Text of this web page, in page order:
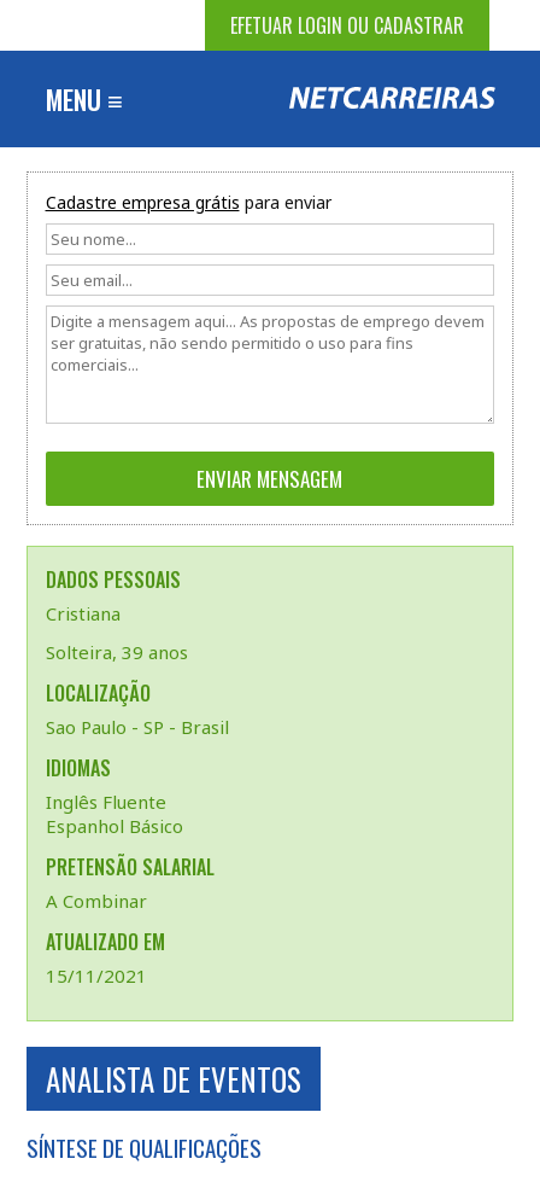
EFETUAR LOGIN OU CADASTRAR
MENU ≡
Cadastre empresa grátis para enviar
DADOS PESSOAIS
Cristiana
Solteira, 39 anos
LOCALIZAÇÃO
Sao Paulo - SP - Brasil
IDIOMAS
Inglês Fluente
Espanhol Básico
PRETENSÃO SALARIAL
A Combinar
ATUALIZADO EM
15/11/2021
ANALISTA DE EVENTOS
SÍNTESE DE QUALIFICAÇÕES